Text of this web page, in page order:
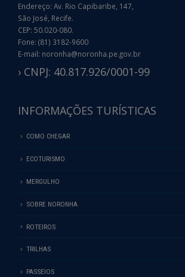
Endereço: Av. Rio Capibaribe, 147,
São José, Recife.
CEP: 50.020-080.
Fone: (81) 3182-9600
E-mail: noronha@noronha.pe.gov.br
› CNPJ: 40.817.926/0001-99
INFORMAÇÕES TURÍSTICAS
COMO CHEGAR
ECOTURISMO
MERGULHO
SOBRE NORONHA
ROTEIROS
TRILHAS
PASSEIOS